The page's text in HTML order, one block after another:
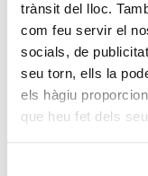
trànsit del lloc.
com feu servir el
socials, de
seu torn, ells la
els hàgiu
que heu fet dels